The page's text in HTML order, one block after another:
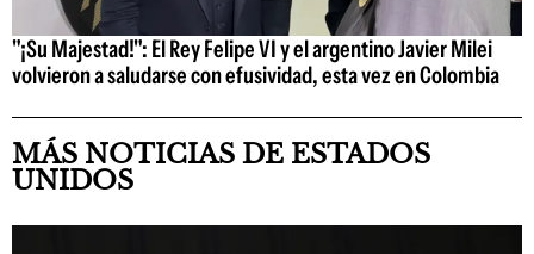
"¡Su Majestad!": El Rey Felipe VI y el argentino Javier Milei
volvieron a saludarse con efusividad, esta vez en Colombia
MÁS NOTICIAS DE ESTADOS
UNIDOS